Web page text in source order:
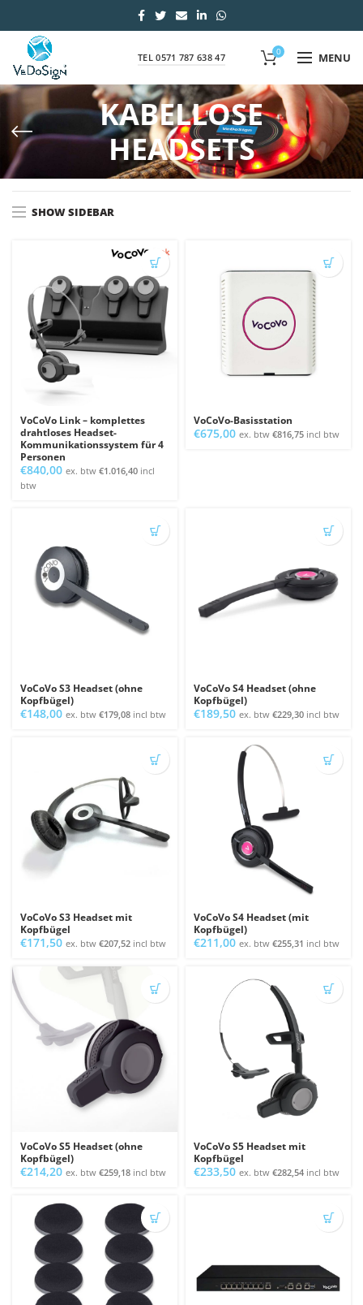
TEL 0571 787 638 47
0 MENU
KABELLOSE
HEADSETS
SHOW SIDEBAR
VoCoVo Link – komplettes
drahtloses Headset-
Kommunikationssystem für 4
Personen
€840,00 ex. btw €1.016,40 incl
btw
VoCoVo-Basisstation
€675,00 ex. btw €816,75 incl btw
VoCoVo S3 Headset (ohne
Kopfbügel)
€148,00 ex. btw €179,08 incl btw
VoCoVo S4 Headset (ohne
Kopfbügel)
€189,50 ex. btw €229,30 incl btw
VoCoVo S3 Headset mit
Kopfbügel
€171,50 ex. btw €207,52 incl btw
VoCoVo S4 Headset (mit
Kopfbügel)
€211,00 ex. btw €255,31 incl btw
VoCoVo S5 Headset (ohne
Kopfbügel)
€214,20 ex. btw €259,18 incl btw
VoCoVo S5 Headset mit
Kopfbügel
€233,50 ex. btw €282,54 incl btw